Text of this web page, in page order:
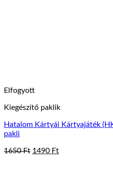
Elfogyott
Kiegészítő paklik
Hatalom Kártyái Kártyajáték
pakli
1650Ft Original
1490 FtCurrent